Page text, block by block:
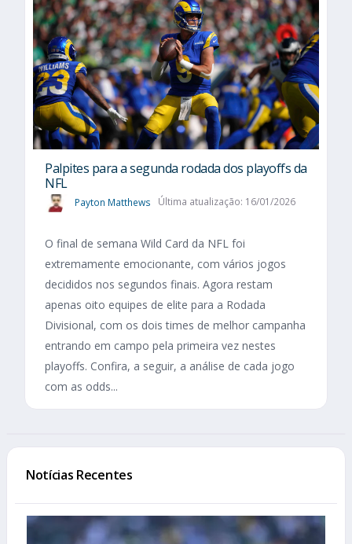
Palpites para a segunda rodada dos playoffs da
NFL
Payton Matthews Última atualização: 16/01/2026
O final de semana Wild Card da NFL foi
extremamente emocionante, com vários jogos
decididos nos segundos finais. Agora restam
apenas oito equipes de elite para a Rodada
Divisional, com os dois times de melhor campanha
entrando em campo pela primeira vez nestes
playoffs. Confira, a seguir, a análise de cada jogo
com as odds...
Notícias Recentes